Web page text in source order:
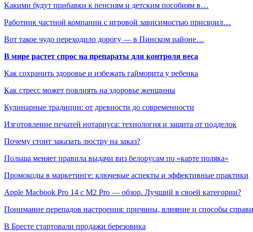
Какими будут прибавки к пенсиям и детским пособиям в…
Работник частной компании с игровой зависимостью присвоил…
Вот такое чудо переходило дорогу — в Пинском районе…
В мире растет спрос на препараты для контроля веса
Как сохранить здоровье и избежать гайморита у ребенка
Как стресс может повлиять на здоровье женщины
Кулинарные традиции: от древности до современности
Изготовление печатей нотариуса: технология и защита от подделок
Почему стоит заказать люстру на заказ?
Польша меняет правила выдачи виз белорусам по «карте поляка»
Промокоды в маркетинге: ключевые аспекты и эффективные практики
Apple Macbook Pro 14 с M2 Pro — обзор. Лучший в своей категории?
Понимание перепадов настроения: причины, влияние и способы
В Бресте стартовали продажи березовика